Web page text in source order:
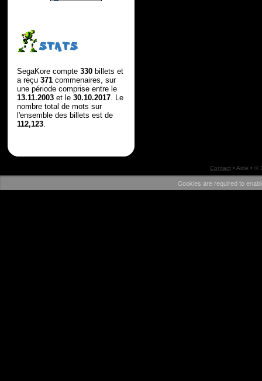
STATS
SegaKore compte 330billets et
a reçu 371commenaires, sur
une période comprise entre le
13.11.2003et le 30.10.2017. Le
nombre total de mots sur
l'ensemble des billets est de
112,123.
Contact• Aide • ©
Cookies are required to